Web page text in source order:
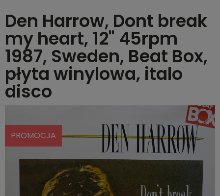
Den Harrow, Dont break
my heart, 12" 45rpm
1987, Sweden, Beat Box,
płyta winylowa, italo
disco
PROMOCJA